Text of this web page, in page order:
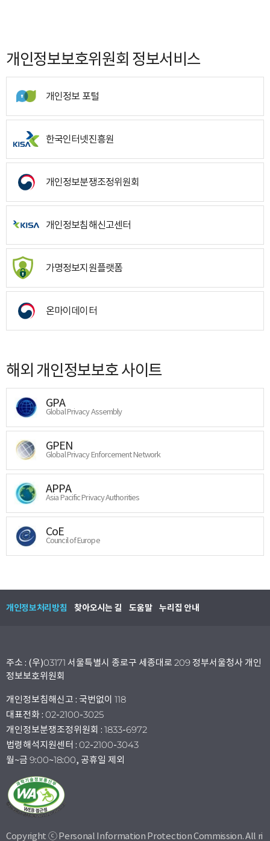
개인정보보호위원회 정보서비스
개인정보 포털
한국인터넷진흥원
개인정보분쟁조정위원회
개인정보침해신고센터
가명정보지원플랫폼
온마이데이터
해외 개인정보보호 사이트
GPA
Global Privacy Assembly
GPEN
Global Privacy Enforcement Network
APPA
Asia Pacific Privacy Authorities
CoE
Council of Europe
개인정보처리방침 찾아오시는 길 도움말 누리집 안내
주소 : (우)03171 서울특별시 종로구 세종대로 209 정부서울청사 개인
정보보호위원회
개인정보침해신고 : 국번없이 118
대표전화 : 02-2100-3025
개인정보분쟁조정위원회 : 1833-6972
법령해석지원센터 : 02-2100-3043
월~금 9:00~18:00, 공휴일 제외
Copyright ⓒ Personal Information Protection Commission. All ri